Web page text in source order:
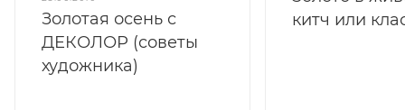
Золотая осень с
ДЕКОЛОР (советы
художника)
китч или